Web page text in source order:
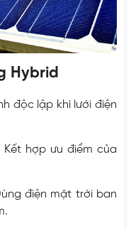
Hybrid
độc lập khi lưới điện
Kết hợp ưu điểm của
điện mặt trời ban